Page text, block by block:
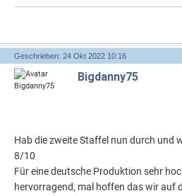
Geschrieben: 24 Okt 2022 10:16
Bigdanny75
Hab die zweite Staffel nun durch und
8/10
Für eine deutsche Produktion sehr
hervorragend, mal hoffen das wir auf